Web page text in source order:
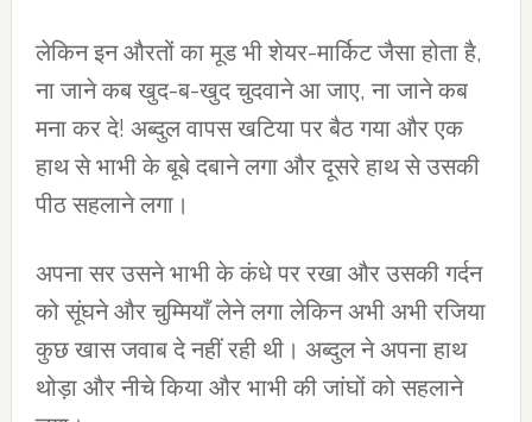
लेकिन इन औरतों का मूड भी शेयर-मार्किट जैसा होता है,
ना जाने कब खुद-ब-खुद चुदवाने आ जाए, ना जाने कब
मना कर दे! अब्दुल वापस खटिया पर बैठ गया और एक
हाथ से भाभी के बूबे दबाने लगा और दूसरे हाथ से उसकी
पीठ सहलाने लगा।
अपना सर उसने भाभी के कंधे पर रखा और उसकी गर्दन
को सूंघने और चुम्मियाँ लेने लगा लेकिन अभी अभी रजिया
कुछ खास जवाब दे नहीं रही थी। अब्दुल ने अपना हाथ
थोड़ा और नीचे किया और भाभी की जांघों को सहलाने